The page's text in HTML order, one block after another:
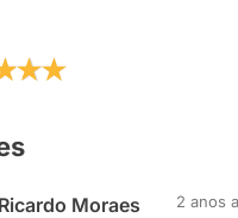
Ricardo Moraes 2 anos